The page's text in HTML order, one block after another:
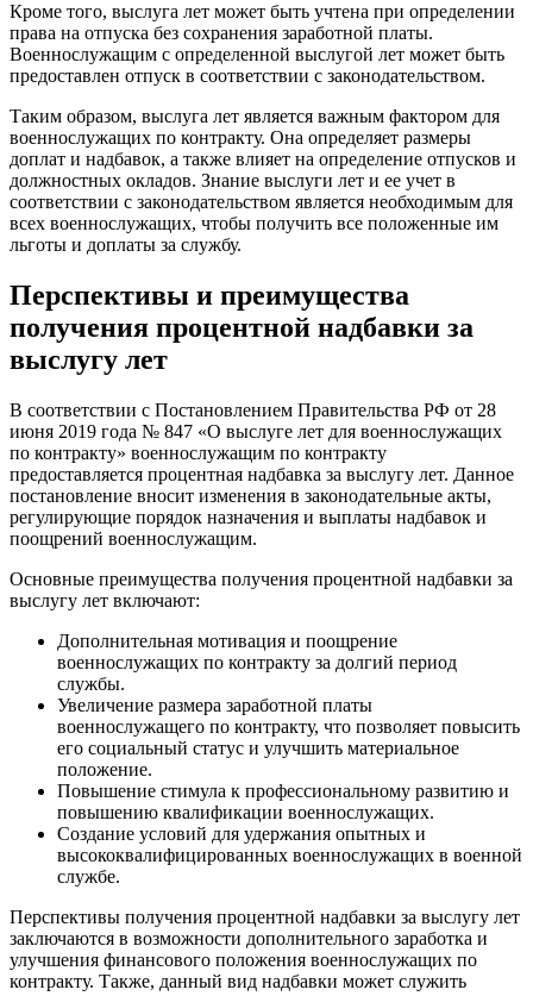
Кроме того, выслуга лет может быть учтена при определении
права на отпуска без сохранения заработной платы.
Военнослужащим с определенной выслугой лет может быть
предоставлен отпуск в соответствии с законодательством.
Таким образом, выслуга лет является важным фактором для
военнослужащих по контракту. Она определяет размеры
доплат и надбавок, а также влияет на определение отпусков и
должностных окладов. Знание выслуги лет и ее учет в
соответствии с законодательством является необходимым для
всех военнослужащих, чтобы получить все положенные им
льготы и доплаты за службу.
Перспективы и преимущества
получения процентной надбавки за
выслугу лет
В соответствии с Постановлением Правительства РФ от 28
июня 2019 года № 847 «О выслуге лет для военнослужащих
по контракту» военнослужащим по контракту
предоставляется процентная надбавка за выслугу лет. Данное
постановление вносит изменения в законодательные акты,
регулирующие порядок назначения и выплаты надбавок и
поощрений военнослужащим.
Основные преимущества получения процентной надбавки за
выслугу лет включают:
Дополнительная мотивация и поощрение
военнослужащих по контракту за долгий период
службы.
Увеличение размера заработной платы
военнослужащего по контракту, что позволяет повысить
его социальный статус и улучшить материальное
положение.
Повышение стимула к профессиональному развитию и
повышению квалификации военнослужащих.
Создание условий для удержания опытных и
высококвалифицированных военнослужащих в военной
службе.
Перспективы получения процентной надбавки за выслугу лет
заключаются в возможности дополнительного заработка и
улучшения финансового положения военнослужащих по
контракту. Также, данный вид надбавки может служить